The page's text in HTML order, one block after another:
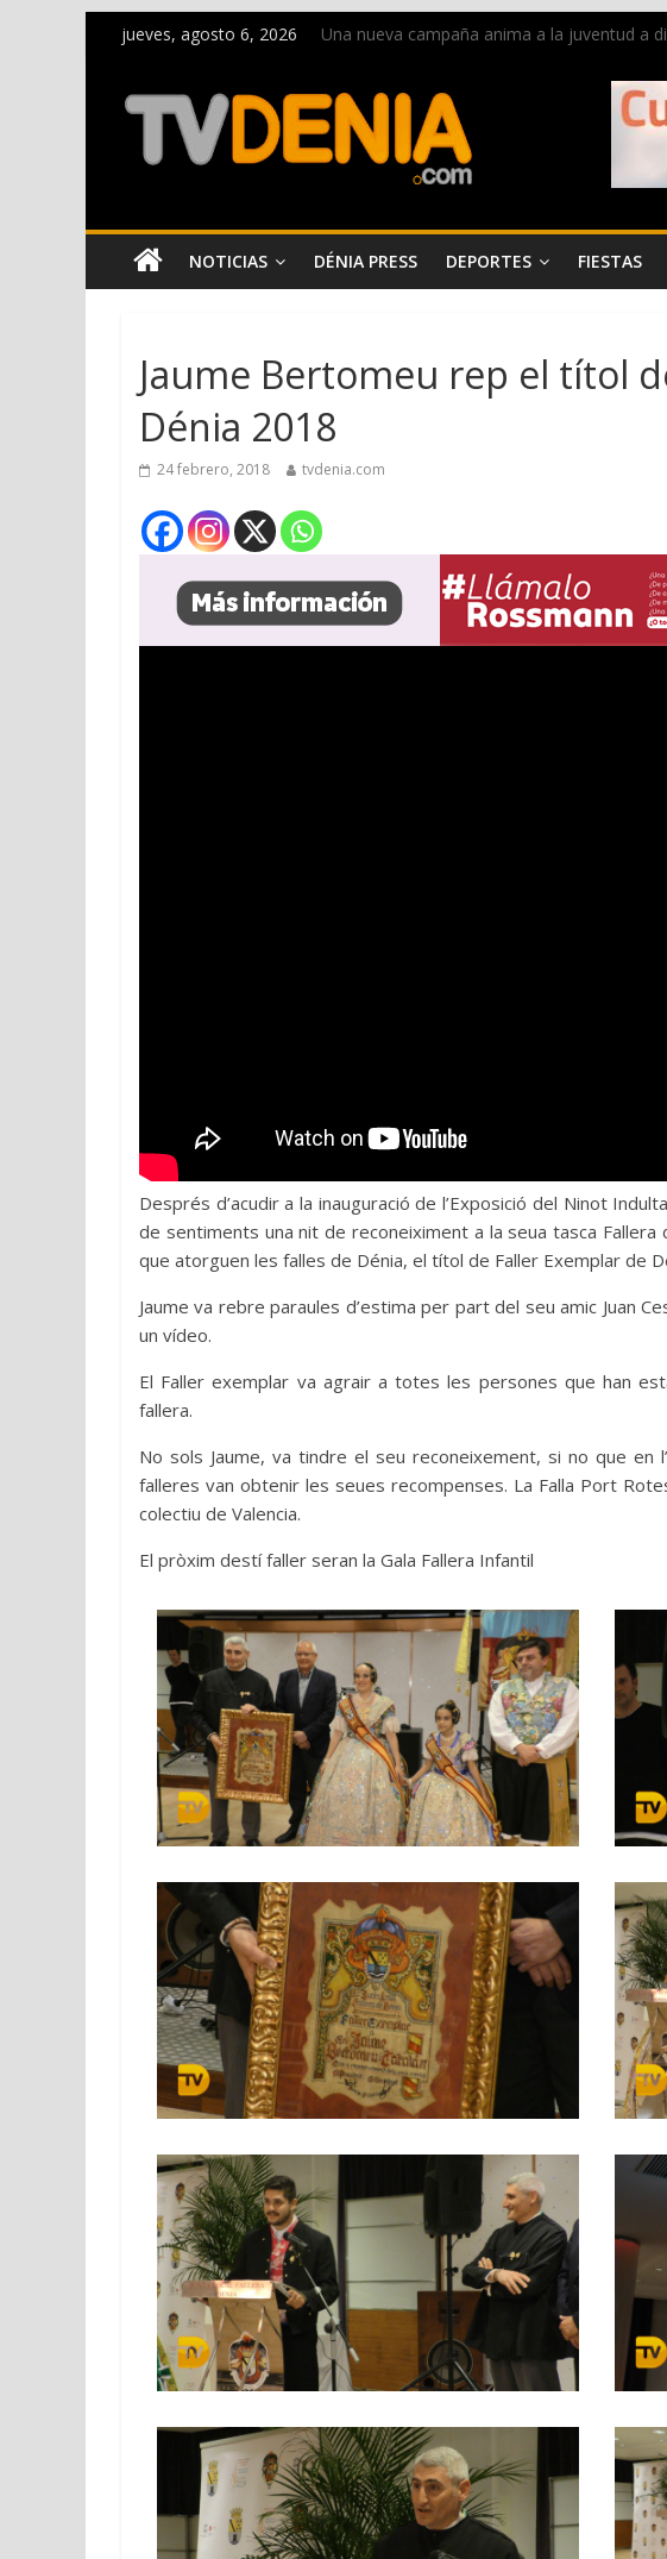
jueves, agosto 6, 2026
Una nueva campaña anima a la juventud a
La Entraeta Festera llena de ambiente la
El XII Festival de Jazz de Dénia reunirá
Los Moros y Cristianos 2026 reciben las
NOTICIAS DÉNIA PRESS DEPORTES FIESTAS
Jaume Bertomeu rep el títol
Dénia 2018
24 febrero, 2018 tvdenia.com
Després d’acudir a la inauguració de l’Exposició del Ninot
de sentiments una nit de reconeiximent a la seua tasca
que atorguen les falles de Dénia, el títol de Faller Exemplar de
Jaume va rebre paraules d’estima per part del seu amic Juan
un vídeo.
El Faller exemplar va agrair a totes les persones que han
fallera.
No sols Jaume, va tindre el seu reconeixement, si no que
falleres van obtenir les seues recompenses. La Falla Port
colectiu de Valencia.
El pròxim destí faller seran la Gala Fallera Infantil